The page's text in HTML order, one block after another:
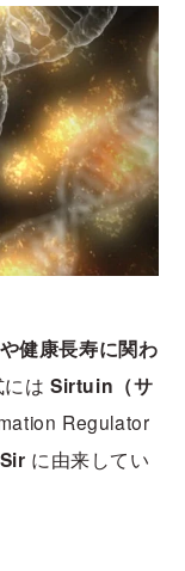
健康長寿に関わ
は Sirtuin（サ
Regulator
Sir に由来してい